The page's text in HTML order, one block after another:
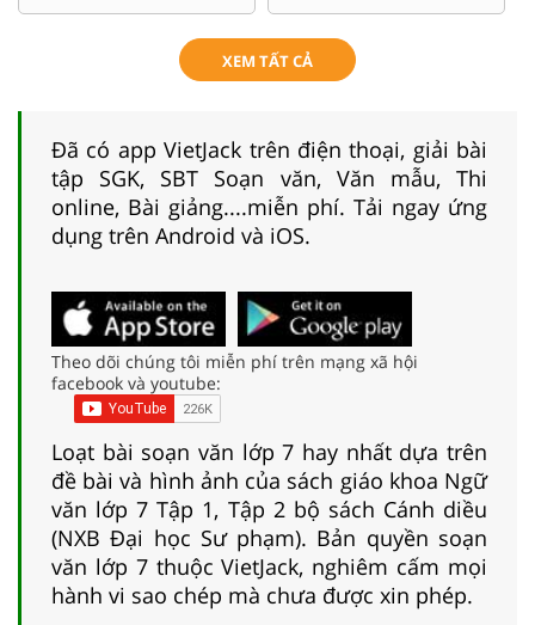
XEM TẤT CẢ
Đã có app VietJack trên điện thoại, giải bài
tập SGK, SBT Soạn văn, Văn mẫu, Thi
online, Bài giảng....miễn phí. Tải ngay ứng
dụng trên Android và iOS.
Theo dõi chúng tôi miễn phí trên mạng xã hội
facebook và youtube:
Loạt bài soạn văn lớp 7 hay nhất dựa trên
đề bài và hình ảnh của sách giáo khoa Ngữ
văn lớp 7 Tập 1, Tập 2 bộ sách Cánh diều
(NXB Đại học Sư phạm). Bản quyền soạn
văn lớp 7 thuộc VietJack, nghiêm cấm mọi
hành vi sao chép mà chưa được xin phép.